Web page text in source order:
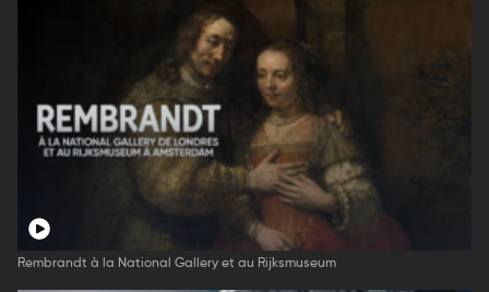
Rembrandt à la National Gallery et au Rijksmuseum